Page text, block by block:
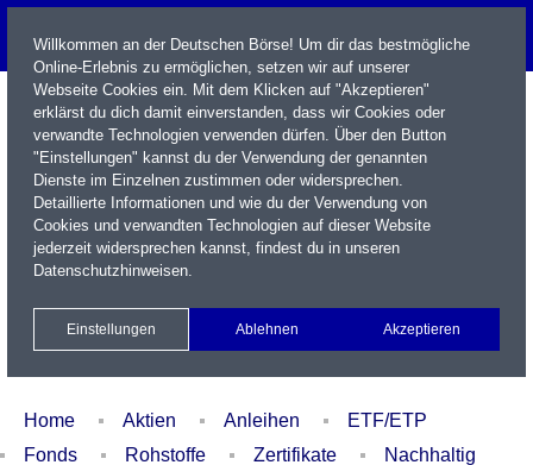
Name / WKN / ISIN / Kürzel
Xetra Realtime
Watchlist Portfolio Login
Home Aktien Anleihen
ETF/ETP
Fonds
Rohstoffe Zertifikate
Nachhaltig
Willkommen an der Deutschen Börse! Um dir das bestmögliche
Online-Erlebnis zu ermöglichen, setzen wir auf unserer
Webseite Cookies ein. Mit dem Klicken auf "Akzeptieren"
erklärst du dich damit einverstanden, dass wir Cookies oder
verwandte Technologien verwenden dürfen. Über den Button
"Einstellungen" kannst du der Verwendung der genannten
Dienste im Einzelnen zustimmen oder widersprechen.
Detaillierte Informationen und wie du der Verwendung von
Cookies und verwandten Technologien auf dieser Website
jederzeit widersprechen kannst, findest du in unseren
Datenschutzhinweisen.
Einstellungen Ablehnen Akzeptieren